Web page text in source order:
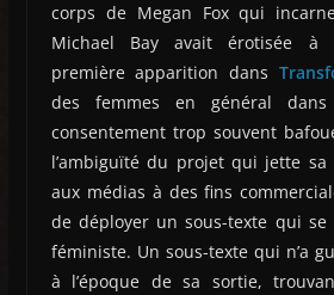
corps de Megan Fox qui
Michael Bay avait érotisée à
première apparition dans
des femmes en général
consentement trop souvent
l’ambiguïté du projet qui jette
aux médias à des fins
de déployer un sous-texte qui se
féministe. Un sous-texte qui n’a
à l’époque de sa sortie,